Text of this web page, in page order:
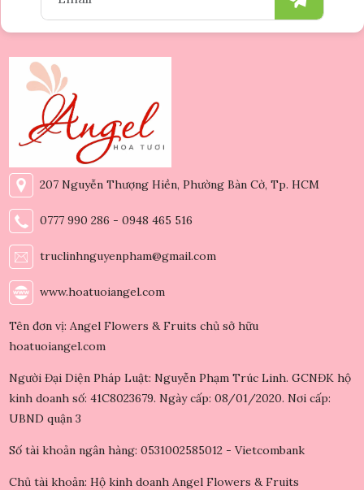
207 Nguyễn Thượng Hiền, Phường Bàn Cờ, Tp. HCM
0777 990 286 - 0948 465 516
truclinhnguyenpham@gmail.com
www.hoatuoiangel.com
Tên đơn vị: Angel Flowers & Fruits chủ sở hữu
hoatuoiangel.com
Người Đại Diện Pháp Luật: Nguyễn Phạm Trúc Linh. GCNĐK hộ
kinh doanh số: 41C8023679. Ngày cấp: 08/01/2020. Nơi cấp:
UBND quận 3
Số tài khoản ngân hàng: 0531002585012 - Vietcombank
Chủ tài khoản: Hộ kinh doanh Angel Flowers & Fruits